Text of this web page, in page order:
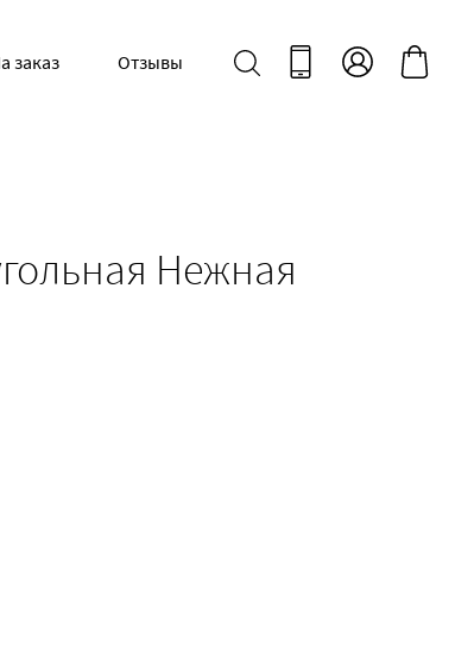
заказ Отзывы
Нежная